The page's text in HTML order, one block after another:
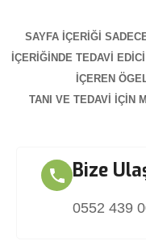
SAYFA IÇERIĞI
IÇERIĞINDE TEDAVI
IÇEREN
TANI VE TEDAVI IÇIN
Bize
0552 439